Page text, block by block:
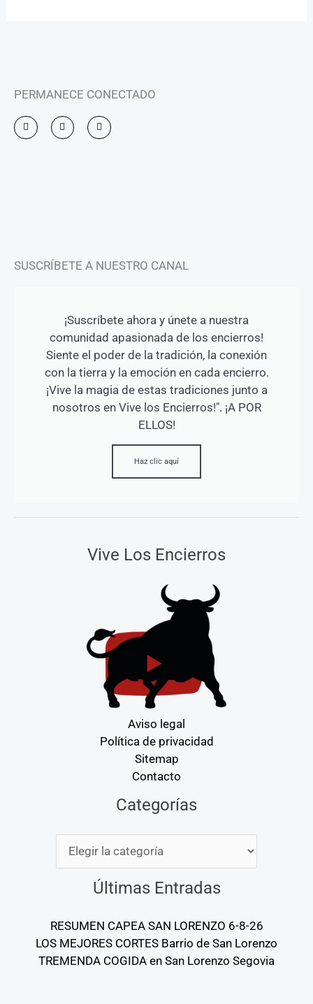
PERMANECE CONECTADO
I
n
s
F
a
c
Y
o
u
SUSCRÍBETE A NUESTRO CANAL
¡Suscríbete ahora y únete a nuestra
comunidad apasionada de los encierros!
Siente el poder de la tradición, la conexión
con la tierra y la emoción en cada encierro.
¡Vive la magia de estas tradiciones junto a
nosotros en Vive los Encierros!". ¡A POR
ELLOS!
Haz clic aquí
Vive Los Encierros
Aviso legal
Política de privacidad
Sitemap
Contacto
Categorías
Últimas Entradas
RESUMEN CAPEA SAN LORENZO 6-8-26
LOS MEJORES CORTES Barrio de San Lorenzo
TREMENDA COGIDA en San Lorenzo Segovia